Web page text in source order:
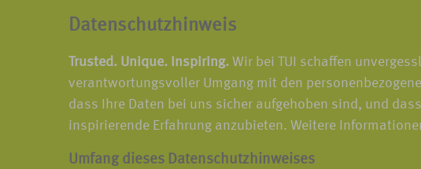
Datenschutzhinweis
Trusted. Unique. Inspiring. Wir bei TUI schaffen
verantwortungsvoller Umgang mit den
dass Ihre Daten bei uns sicher aufgehoben sind, und
inspirierende Erfahrung anzubieten. Weitere
Umfang dieses Datenschutzhinweises